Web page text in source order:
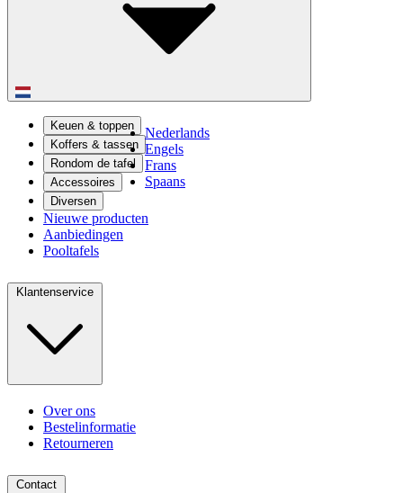
Nederlands
Engels
Frans
Spaans
Keuen & toppen
Koffers & tassen
Rondom de tafel
Accessoires
Diversen
Nieuwe producten
Aanbiedingen
Pooltafels
Klantenservice
Over ons
Bestelinformatie
Retourneren
Contact